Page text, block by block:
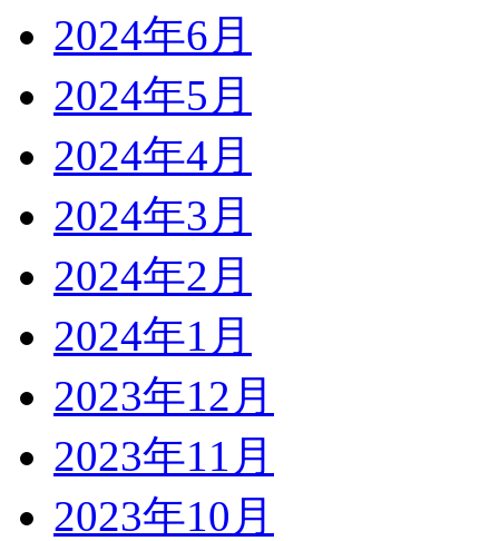
2024年6月
2024年5月
2024年4月
2024年3月
2024年2月
2024年1月
2023年12月
2023年11月
2023年10月